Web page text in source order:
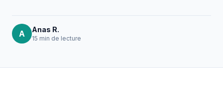
A Anas R.
15 min de lecture